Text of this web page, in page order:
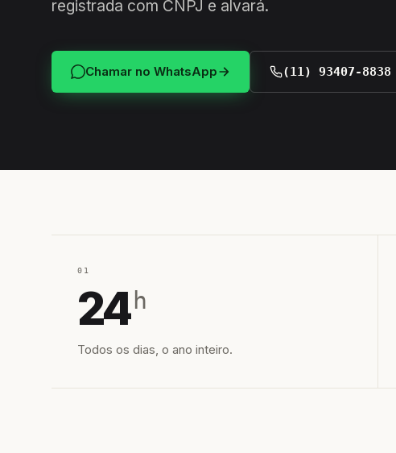
registrada com CNPJ e alvará.
Chamar no WhatsApp (11) 93407-8838
01
24 h
Todos os dias, o ano inteiro.